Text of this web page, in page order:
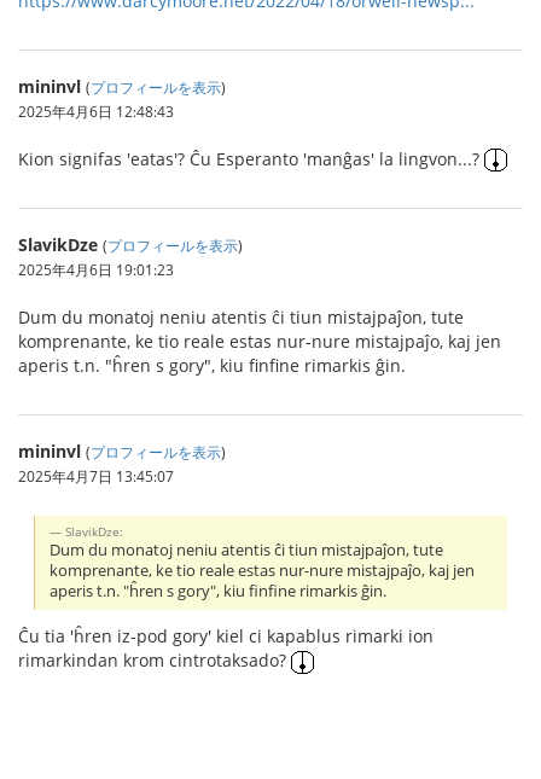
mininvl (プロフィールを表示)
2025年4月6日 12:48:43
Kion signifas 'eatas'? Ĉu Esperanto 'manĝas' la lingvon...?
SlavikDze (プロフィールを表示)
2025年4月6日 19:01:23
Dum du monatoj neniu atentis ĉi tiun mistajpaĵon, tute
komprenante, ke tio reale estas nur-nure mistajpaĵo, kaj jen
aperis t.n. "ĥren s gory", kiu finfine rimarkis ĝin.
mininvl (プロフィールを表示)
2025年4月7日 13:45:07
SlavikDze:
Dum du monatoj neniu atentis ĉi tiun mistajpaĵon, tute
komprenante, ke tio reale estas nur-nure mistajpaĵo, kaj jen
aperis t.n. "ĥren s gory", kiu finfine rimarkis ĝin.
Ĉu tia 'ĥren iz-pod gory' kiel ci kapablus rimarki ion
rimarkindan krom cintrotaksado?